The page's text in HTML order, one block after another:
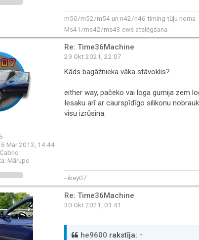
m50/m52/m54 un n42/n46 timing tūļu noma
Ms41/ms42/ms43 ews atslēgšana.
Mar 2013, 14:44
Mārupe
Re: Time36Machine
29 Okt 2021, 22:07
Kāds bagāžnieka vāka stāvoklis?
either way, pačeko vai loga gumija zem
Iesaku arī ar caurspīdīgo silikonu
visu izrūsina.
- ikey07
Re: Time36Machine
30 Okt 2021, 01:41
he9600 rakstīja: ↑